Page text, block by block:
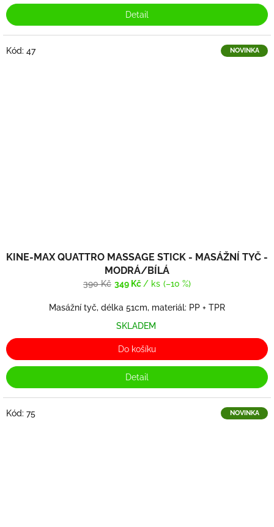
Detail
NOVINKA
KINE-MAX QUATTRO MASSAGE STICK - MASÁŽNÍ TYČ -
MODRÁ/BÍLÁ
390 Kč 349 Kč / ks (–10 %)
Masážní tyč, délka 51cm, materiál: PP + TPR
SKLADEM
Do košíku
Detail
Kód: 47
NOVINKA
Kód: 75